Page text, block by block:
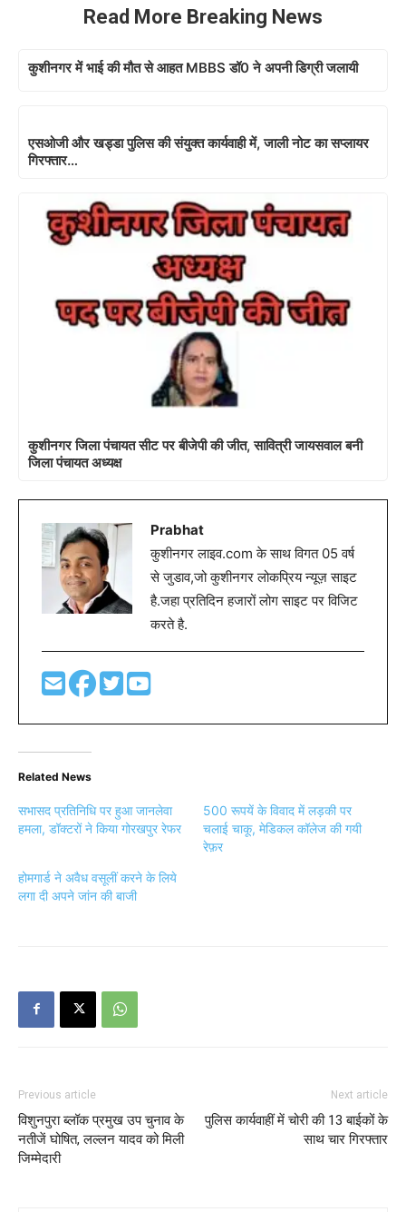
Read More Breaking News
कुशीनगर में भाई की मौत से आहत MBBS डॉ0 ने अपनी डिग्री जलायी
एसओजी और खड्डा पुलिस की संयुक्त कार्यवाही में, जाली नोट का सप्लायर
गिरफ्तार…
कुशीनगर जिला पंचायत सीट पर बीजेपी की जीत, सावित्री जायसवाल बनी
जिला पंचायत अध्यक्ष
Prabhat
कुशीनगर लाइव.com के साथ विगत 05 वर्ष
से जुडाव,जो कुशीनगर लोकप्रिय न्यूज़ साइट
है.जहा प्रतिदिन हजारों लोग साइट पर विजिट
करते है.
Related News
सभासद प्रतिनिधि पर हुआ जानलेवा
हमला, डॉक्टरों ने किया गोरखपुर रेफर
500 रूपयें के विवाद में लड़की पर
चलाई चाकू, मेडिकल कॉलेज की गयी
रेफ़र
होमगार्ड ने अवैध वसूलीं करने के लिये
लगा दी अपने जांन की बाजी
Previous article
विशुनपुरा ब्लॉक प्रमुख उप चुनाव के
नतीजें घोषित, लल्लन यादव को मिली
जिम्मेदारी
Next article
पुलिस कार्यवाहीं में चोरी की 13 बाईकों के
साथ चार गिरफ्तार